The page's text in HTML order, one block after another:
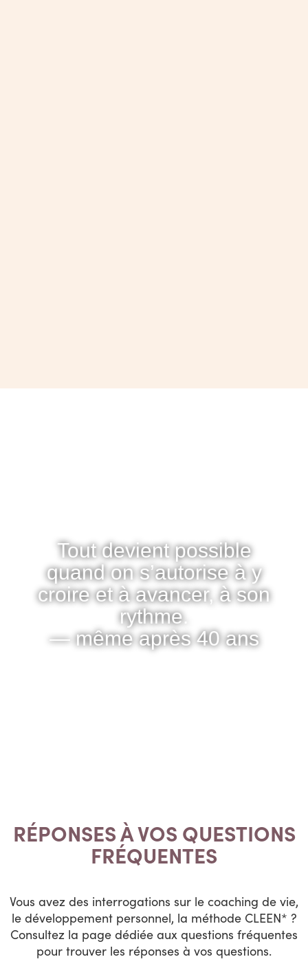
Tout devient possible
quand on s’autorise à y
croire et à avancer, à son
rythme.
— même après 40 ans
RÉPONSES À VOS QUESTIONS
FRÉQUENTES
Vous avez des interrogations sur le coaching de vie,
le développement personnel, la méthode CLEEN* ?
Consultez la page dédiée aux questions fréquentes
pour trouver les réponses à vos questions.